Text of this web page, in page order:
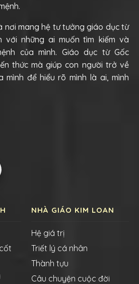
nơi mang hệ tư tưởng giáo dục từ
với những ai muốn tìm kiếm và
của mình. Giáo dục từ Gốc
thức mà giúp con người trở về
để hiểu rõ mình là ai, mình
NHÀ GIÁO KIM LOAN
Hệ giá trị
Triết lý cá nhân
Thành tựu
Câu chuyện cuộc đời